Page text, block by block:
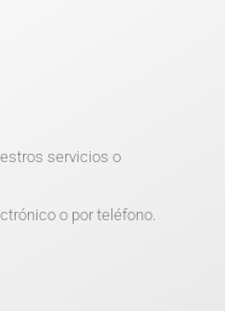
servicios o
o por teléfono.